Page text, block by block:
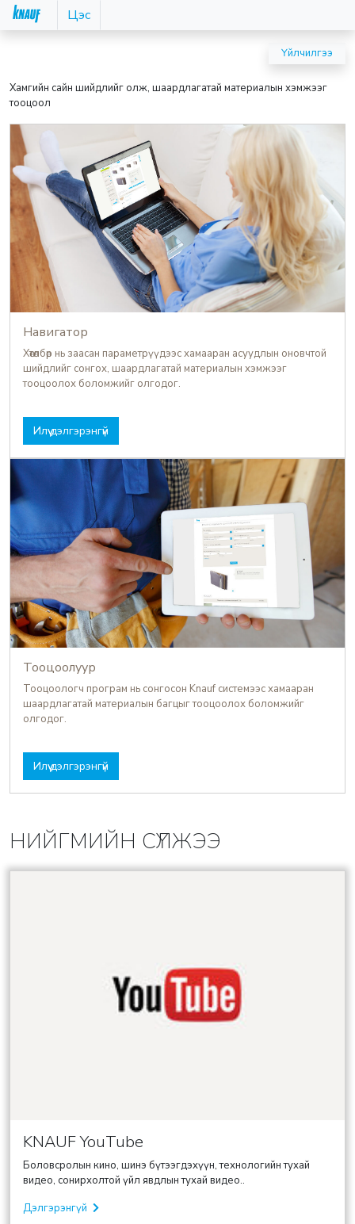
Цэс
Хамгийн сайн шийдлийг олж, шаардлагатай материалын хэмжээг
тооцоол
Навигатор
Хөтөлбөр нь заасан параметрүүдээс хамааран асуудлын оновчтой
шийдлийг сонгох, шаардлагатай материалын хэмжээг
тооцоолох боломжийг олгодог.
Илүү дэлгэрэнгүй
Тооцоолуур
Тооцоологч програм нь сонгосон Knauf системээс хамааран
шаардлагатай материалын багцыг тооцоолох боломжийг
олгодог.
Илүү дэлгэрэнгүй
НИЙГМИЙН СҮЛЖЭЭ
KNAUF YouTube
Боловсролын кино, шинэ бүтээгдэхүүн, технологийн тухай
видео, сонирхолтой үйл явдлын тухай видео..
Дэлгэрэнгүй
Үйлчилгээ